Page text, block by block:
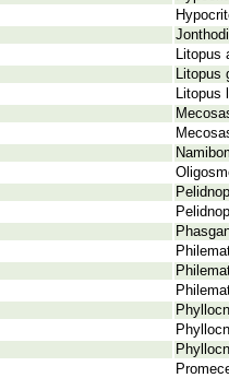
Litopus
Litopus
Litopus